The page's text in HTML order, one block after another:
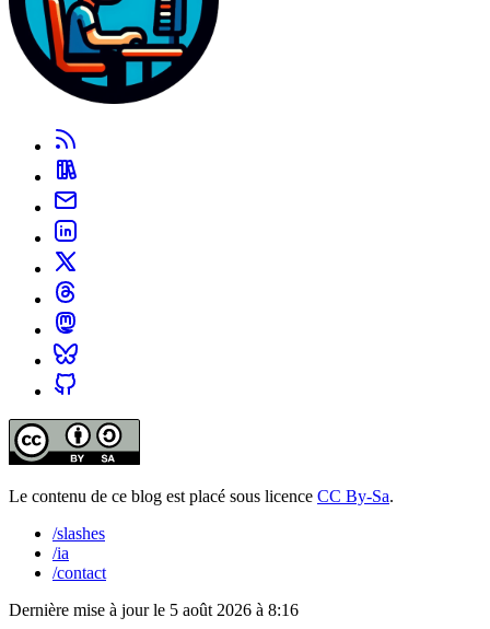
Le contenu de ce blog est placé sous licence CC By-Sa.
/slashes
/ia
/contact
Dernière mise à jour le 5 août 2026 à 8:16